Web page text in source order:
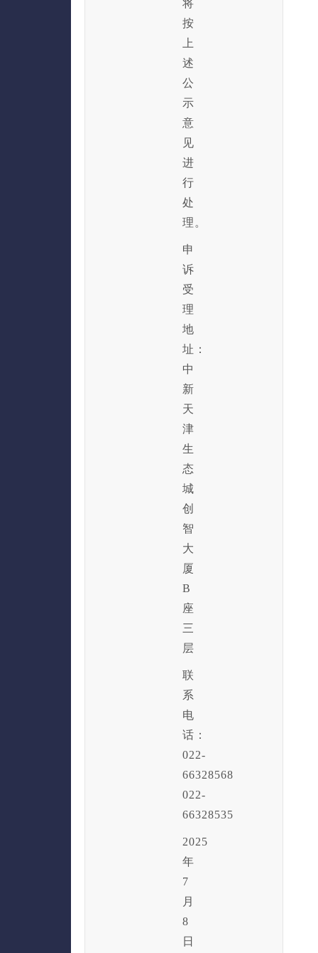
将
按
上
述
公
示
意
见
进
行
处
理。
申
诉
受
理
地
址：
中
新
天
津
生
态
城
创
智
大
厦
B
座
三
层
联
系
电
话：
022-
66328568
022-
66328535
2025
年
7
月
8
日